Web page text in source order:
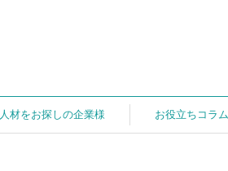
人材をお探しの企業様 お役立ちコラム